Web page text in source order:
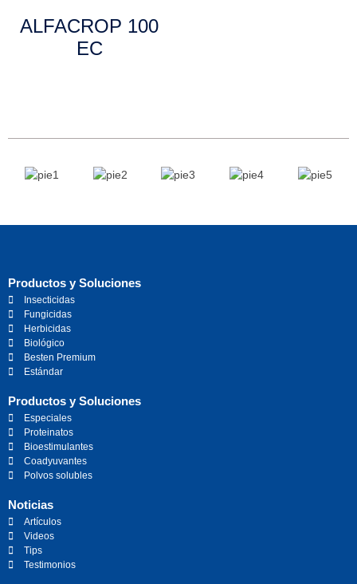
ALFACROP 100
EC
Productos y Soluciones
Insecticidas
Fungicidas
Herbicidas
Biológico
Besten Premium
Estándar
Productos y Soluciones
Especiales
Proteinatos
Bioestimulantes
Coadyuvantes
Polvos solubles
Noticias
Artículos
Videos
Tips
Testimonios